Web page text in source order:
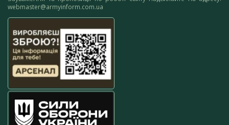
webmaster@armyinform.com.ua